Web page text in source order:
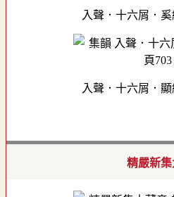
入聲．十六屑．
入聲．十六屑．
精嚴新